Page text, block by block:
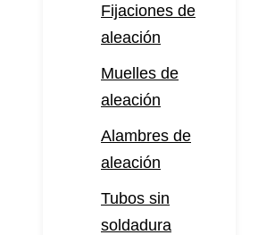
Fijaciones de
aleación
Muelles de
aleación
Alambres de
aleación
Tubos sin
soldadura